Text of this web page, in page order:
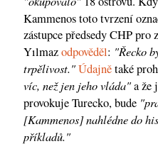
Kammenos toto tvrzení
zástupce předsedy CHP
Yılmazodpověděl: "Řecko
trpělivost."Údajnětaké
víc, než jen jeho vláda"a že
provokuje Turecko, bude
[Kammenos] nahlédne do
příkladů."